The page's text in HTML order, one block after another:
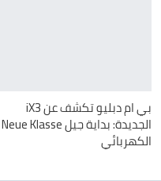
بي ام دبليو تكشف عن iX3
الجديدة: بداية جيل Neue Klasse
الكهربائي